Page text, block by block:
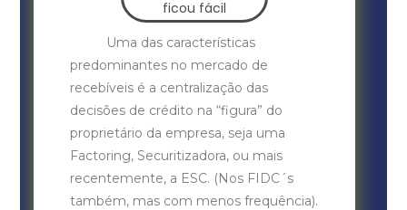
Uma das características
predominantes no mercado de
recebíveis é a centralização das
decisões de crédito na “figura” do
proprietário da empresa, seja uma
Factoring, Securitizadora, ou mais
recentemente, a ESC. (Nos FIDC´s
também, mas com menos frequência).